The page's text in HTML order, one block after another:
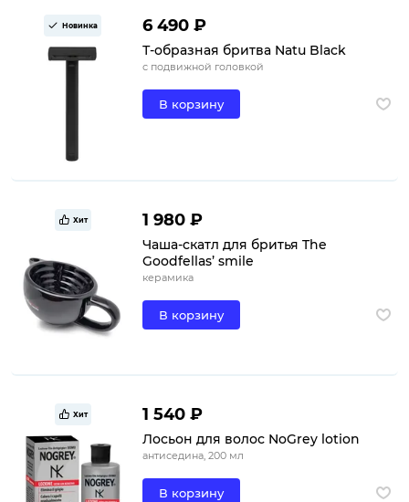
Новинка 6 490 ₽
Т-образная бритва Natu Black
с подвижной головкой
В корзину
Хит 1 980 ₽
Чаша-скатл для бритья The
Goodfellas’ smile
керамика
В корзину
Хит 1 540 ₽
Лосьон для волос NoGrey lotion
антиседина, 200 мл
В корзину